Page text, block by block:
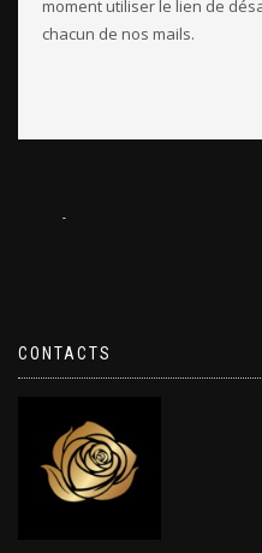
moment utiliser le lien de
chacun de nos mails.
CONTACTS